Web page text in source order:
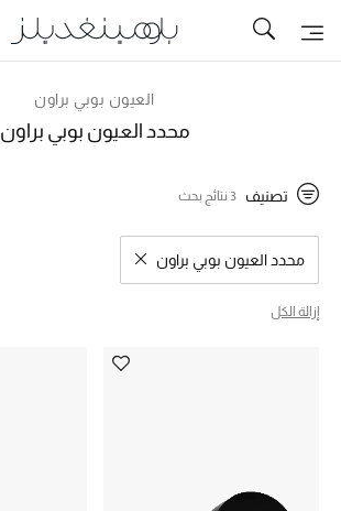
تخفيضات
مزيد من التخفيضات
النساء
الرجال
العيون بوبي براون
محدد العيون بوبي براون
تصنيف 3 نتائج بحث
محدد العيون بوبي براون
مسح نتائج البحث النوع المحدد
إزالة الكل